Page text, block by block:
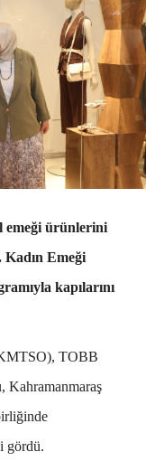
emeği ürünlerini
Emeği
kapılarını
TOBB
Kahramanmaraş
gördü.